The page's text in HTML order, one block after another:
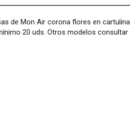
de Mon Air corona flores en cartulina
20 uds. Otros modelos consultar